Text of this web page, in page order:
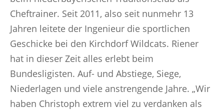
Cheftrainer. Seit 2011, also seit nunmehr 13
Jahren leitete der Ingenieur die sportlichen
Geschicke bei den Kirchdorf Wildcats. Riener
hat in dieser Zeit alles erlebt beim
Bundesligisten. Auf- und Abstiege, Siege,
Niederlagen und viele anstrengende Jahre. „Wir
haben Christoph extrem viel zu verdanken als